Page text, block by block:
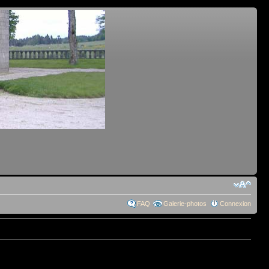
FAQ Galerie-photos Connexion